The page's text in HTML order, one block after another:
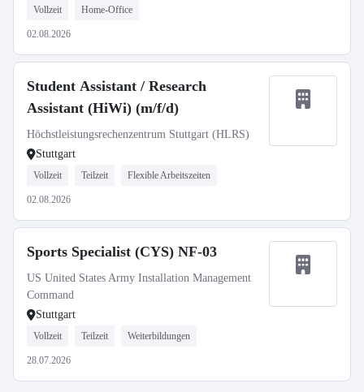
Vollzeit Home-Office
02.08.2026
Student Assistant / Research
Assistant (HiWi) (m/f/d)
Höchstleistungsrechenzentrum Stuttgart (HLRS)
Stuttgart
Vollzeit Teilzeit Flexible Arbeitszeiten
02.08.2026
Sports Specialist (CYS) NF-03
US United States Army Installation Management
Command
Stuttgart
Vollzeit Teilzeit Weiterbildungen
28.07.2026